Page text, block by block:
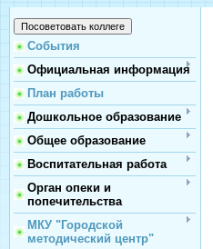
События
Официальная информация
План работы
Дошкольное образование
Общее образование
Воспитательная работа
Орган опеки и
попечительства
МКУ "Городской
методический центр"